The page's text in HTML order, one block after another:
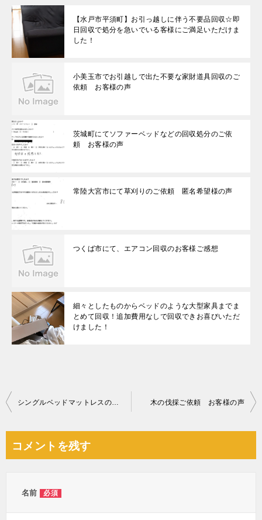
【水戸市平須町】お引っ越しに伴う不要品回収☆即
日回収で処分を急いでいる客様にご満足いただけま
した！
小美玉市でお引越しで出た不要な家財道具回収のご
依頼 お客様の声
茨城町にてソファーベッドなどの回収処分のご依
頼 お客様の声
常陸大宮市にて草刈りのご依頼 匿名希望様の声
つくば市にて、エアコン回収のお客様ご感想
細々としたものからベッドのような大型家具までま
とめて回収！追加費用なしで回収できお喜びいただ
けました！
投
ビ
シングルベッドマットレスの回収・処分ご依頼 お客様の声 木の伐採ご依頼 お客様の声
コメントを残す
名前 必須